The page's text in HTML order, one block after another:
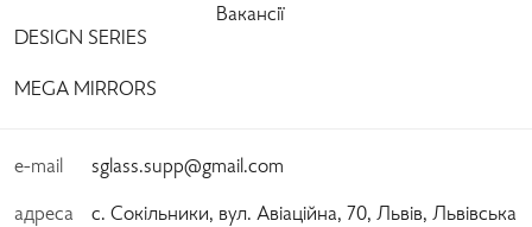
DESIGN SERIES
MEGA MIRRORS
Вакансії
e-mail sglass.supp@gmail.com
адреса
с. Сокільники, вул. Авіаційна, 70, Львів, Львівська